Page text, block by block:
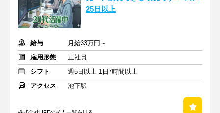
25日以上
給与
月給33万円～
雇用形態
正社員
シフト
週5日以上 1日7時間以上
アクセス
池下駅